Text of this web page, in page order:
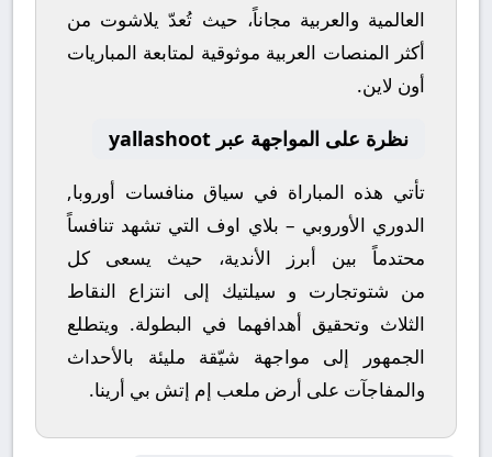
العالمية والعربية مجاناً، حيث تُعدّ يلاشوت من
أكثر المنصات العربية موثوقية لمتابعة المباريات
أون لاين.
نظرة على المواجهة عبر yallashoot
تأتي هذه المباراة في سياق منافسات أوروبا,
الدوري الأوروبي – بلاي اوف التي تشهد تنافساً
محتدماً بين أبرز الأندية، حيث يسعى كل
من شتوتجارت و سيلتيك إلى انتزاع النقاط
الثلاث وتحقيق أهدافهما في البطولة. ويتطلع
الجمهور إلى مواجهة شيّقة مليئة بالأحداث
والمفاجآت على أرض ملعب إم إتش بي أرينا.